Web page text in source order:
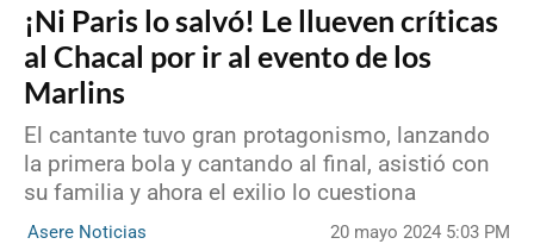
¡Ni Paris lo salvó! Le llueven críticas
al Chacal por ir al evento de los
Marlins
El cantante tuvo gran protagonismo, lanzando
la primera bola y cantando al final, asistió con
su familia y ahora el exilio lo cuestiona
Asere Noticias 20 mayo 2024 5:03 PM